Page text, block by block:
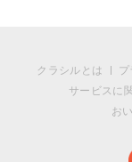
クラシルとは
サービスに
お